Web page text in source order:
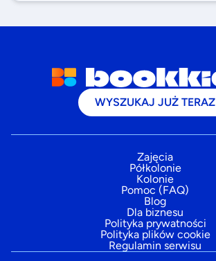
WYSZUKAJ JUŻ TERAZ
Zajęcia
Półkolonie
Kolonie
Pomoc (FAQ)
Blog
Dla biznesu
Polityka prywatności
Polityka plików cookie
Regulamin serwisu